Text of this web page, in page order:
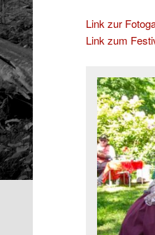
Link zur
Link zum